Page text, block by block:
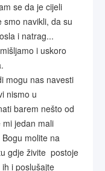
se da je cijeli
smo navikli, da su
i natrag...
i uskoro
mogu nas navesti
nismo u
barem nešto od
jedan mali
molite na
gdje živite postoje
i poslušajte